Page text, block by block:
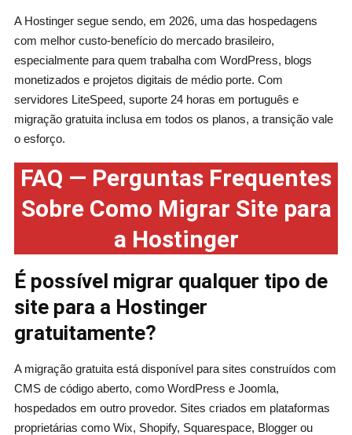
A Hostinger segue sendo, em 2026, uma das hospedagens
com melhor custo-benefício do mercado brasileiro,
especialmente para quem trabalha com WordPress, blogs
monetizados e projetos digitais de médio porte. Com
servidores LiteSpeed, suporte 24 horas em português e
migração gratuita inclusa em todos os planos, a transição vale
o esforço.
FAQ — Perguntas Frequentes
Sobre Como Migrar Site para
a Hostinger
É possível migrar qualquer tipo de
site para a Hostinger
gratuitamente?
A migração gratuita está disponível para sites construídos com
CMS de código aberto, como WordPress e Joomla,
hospedados em outro provedor. Sites criados em plataformas
proprietárias como Wix, Shopify, Squarespace, Blogger ou